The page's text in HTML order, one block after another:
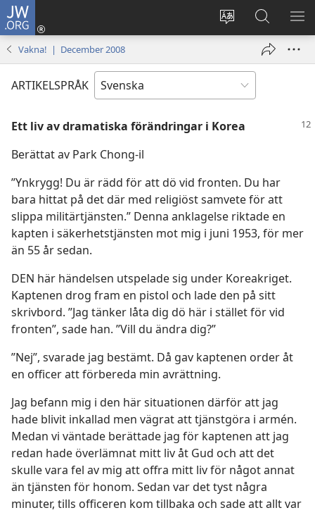
JW.ORG
Ändra
webbplatsens
Logga
fönster)
Sök
på
jw.org
Vakna! | December 2008
ARTIKELSPRÅK
Ett liv av dramatiska förändringar i Korea
Berättat av Park Chong-il
”Ynkrygg! Du är rädd för att dö vid fronten. Du har
bara hittat på det där med religiöst samvete för att
slippa militärtjänsten.” Denna anklagelse riktade en
kapten i säkerhetstjänsten mot mig i juni 1953, för mer
än 55 år sedan.
DEN här händelsen utspelade sig under Koreakriget.
Kaptenen drog fram en pistol och lade den på sitt
skrivbord. ”Jag tänker låta dig dö här i stället för vid
fronten”, sade han. ”Vill du ändra dig?”
”Nej”, svarade jag bestämt. Då gav kaptenen order åt
en officer att förbereda min avrättning.
Jag befann mig i den här situationen därför att jag
hade blivit inkallad men vägrat att tjänstgöra i armén.
Medan vi väntade berättade jag för kaptenen att jag
redan hade överlämnat mitt liv åt Gud och att det
skulle vara fel av mig att offra mitt liv för något annat
än tjänsten för honom. Sedan var det tyst några
minuter, tills officeren kom tillbaka och sade att allt var